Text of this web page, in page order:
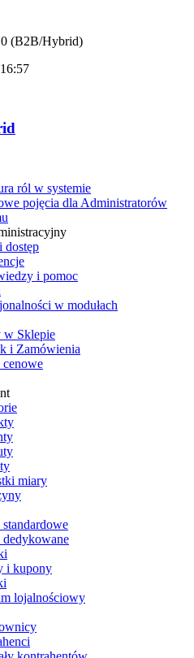
(B2B/Hybrid)
ról w systemie
pojęcia dla Administratorów
dostęp
i pomoc
w modułach
w Sklepie
i Zamówienia
miary
i kupony
lojalnościowy